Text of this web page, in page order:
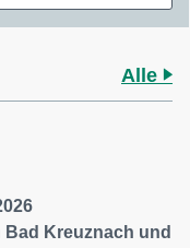
Alle
Kreuznach und